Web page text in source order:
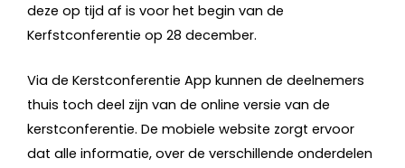
deze op tijd af is voor het begin van de
Kerfstconferentie op 28 december.
Via de Kerstconferentie App kunnen de deelnemers
thuis toch deel zijn van de online versie van de
kerstconferentie. De mobiele website zorgt ervoor
dat alle informatie, over de verschillende onderdelen